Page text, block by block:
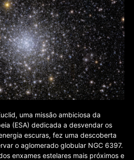
uma missão ambiciosa da
(ESA) dedicada a desvendar os
escuras, fez uma descoberta
o aglomerado globular NGC 6397.
enxames estelares mais próximos e